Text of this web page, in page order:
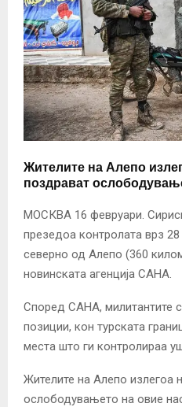
Жителите на Алепо
поздрават
МОСКВА 16 февруари.
презедоа контролата врз
северно од Алепо (360
новинската агенција САНА.
Според САНА, милитантите
позиции, кон турската
места што ги контролираа
Жителите на Алепо излегоа
ослободувањето на овие